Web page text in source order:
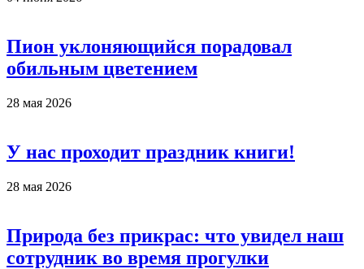
Пион уклоняющийся порадовал
обильным цветением
28 мая 2026
У нас проходит праздник книги!
28 мая 2026
Природа без прикрас: что увидел наш
сотрудник во время прогулки